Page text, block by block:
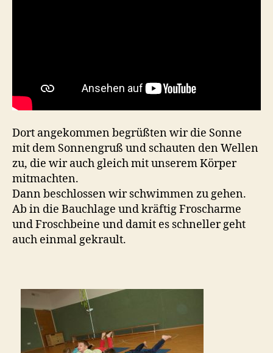
Dort angekommen begrüßten wir die Sonne
mit dem Sonnengruß und schauten den Wellen
zu, die wir auch gleich mit unserem Körper
mitmachten.
Dann beschlossen wir schwimmen zu gehen.
Ab in die Bauchlage und kräftig Froscharme
und Froschbeine und damit es schneller geht
auch einmal gekrault.